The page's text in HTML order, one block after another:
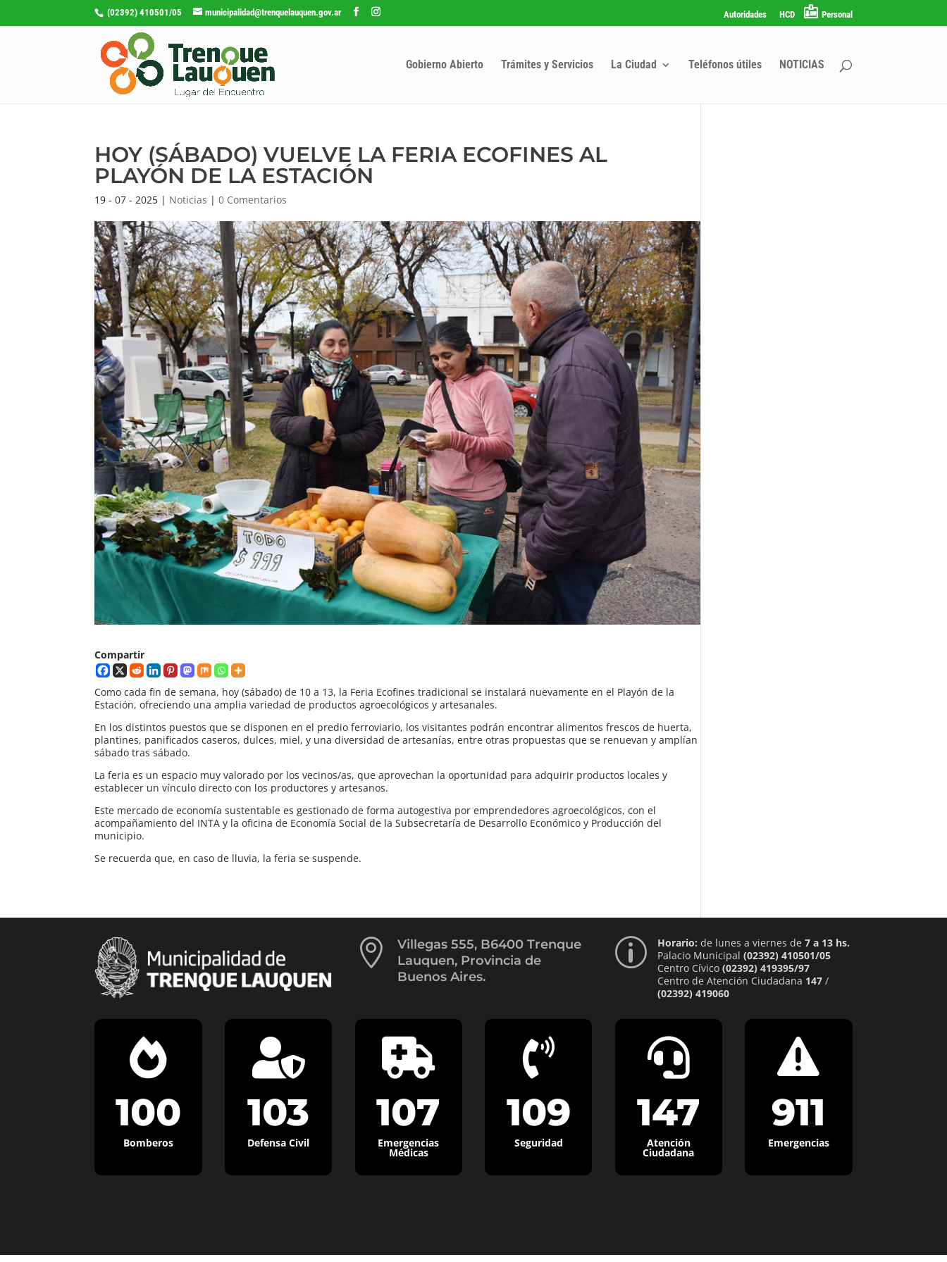
(02392) 410501/05 municipalidad@trenquelauquen.gov.ar Autoridades HCD Personal
Gobierno Abierto Trámites y Servicios La Ciudad Teléfonos útiles NOTICIAS
HOY (SÁBADO) VUELVE LA FERIA ECOFINES AL
PLAYÓN DE LA ESTACIÓN
19 - 07 - 2025 | Noticias |0 Comentarios
Compartir
Como cada fin de semana, hoy (sábado) de 10 a 13, la Feria Ecofines tradicional se instalará nuevamente en el Playón de la
Estación, ofreciendo una amplia variedad de productos agroecológicos y artesanales.
En los distintos puestos que se disponen en el predio ferroviario, los visitantes podrán encontrar alimentos frescos de huerta,
plantines, panificados caseros, dulces, miel, y una diversidad de artesanías, entre otras propuestas que se renuevan y amplían
sábado tras sábado.
La feria es un espacio muy valorado por los vecinos/as, que aprovechan la oportunidad para adquirir productos locales y
establecer un vínculo directo con los productores y artesanos.
Este mercado de economía sustentable es gestionado de forma autogestiva por emprendedores agroecológicos, con el
acompañamiento del INTA y la oficina de Economía Social de la Subsecretaría de Desarrollo Económico y Producción del
municipio.
Se recuerda que, en caso de lluvia, la feria se suspende.

Villegas 555, B6400 Trenque
Lauquen, Provincia de
Buenos Aires.
p Horario: de lunes a viernes de 7 a 13 hs.
Palacio Municipal (02392) 410501/05
Centro Cívico (02392) 419395/97
Centro de Atención Ciudadana 147/
(02392) 419060

100
Bomberos

103
Defensa Civil

107
Emergencias
Médicas

109
Seguridad

147
Atención
Ciudadana

911
Emergencias